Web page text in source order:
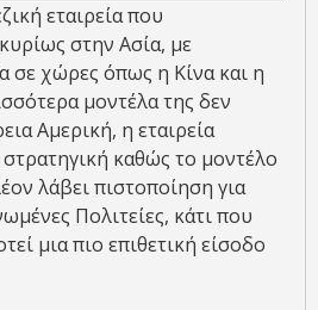
εταιρεία που
στην Ασία, με
σε χώρες όπως η Κίνα και η
μοντέλα της δεν
Αμερική, η εταιρεία
στρατηγική καθώς το μοντέλο
λάβει πιστοποίηση για
Πολιτείες, κάτι που
μια πιο επιθετική είσοδο